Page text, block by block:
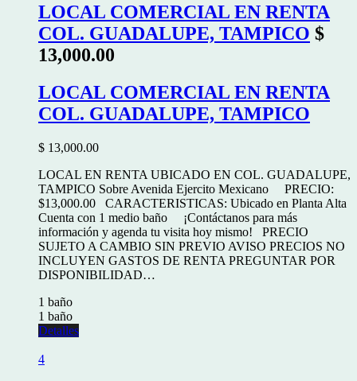
LOCAL COMERCIAL EN RENTA
COL. GUADALUPE, TAMPICO $
13,000.00
LOCAL COMERCIAL EN RENTA
COL. GUADALUPE, TAMPICO
$ 13,000.00
LOCAL EN RENTA UBICADO EN COL. GUADALUPE,
TAMPICO Sobre Avenida Ejercito Mexicano PRECIO:
$13,000.00 CARACTERISTICAS: Ubicado en Planta Alta
Cuenta con 1 medio baño ¡Contáctanos para más
información y agenda tu visita hoy mismo! PRECIO
SUJETO A CAMBIO SIN PREVIO AVISO PRECIOS NO
INCLUYEN GASTOS DE RENTA PREGUNTAR POR
DISPONIBILIDAD…
1 baño
1 baño
Detalles
4